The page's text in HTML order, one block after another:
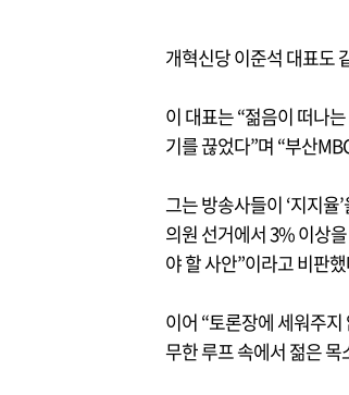
개혁신당 이준석 대표도
이 대표는 “젊음이 떠나
기를 끊었다”며 “부산
그는 방송사들이 ‘지지
의원 선거에서 3% 이상
야 할 사안”이라고 비판
이어 “토론장에 세워주
무한 루프 속에서 젊은